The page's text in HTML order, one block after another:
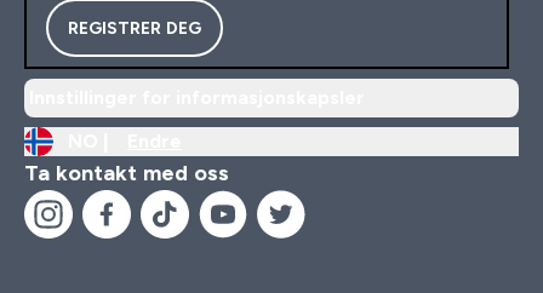
REGISTRER DEG
Ta kontakt med oss